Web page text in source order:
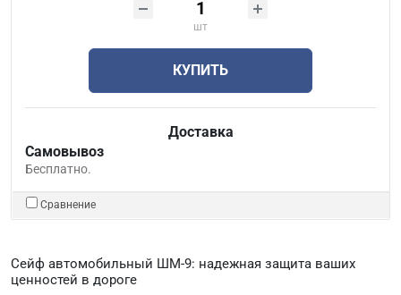
шт
КУПИТЬ
Доставка
Самовывоз
Бесплатно.
Сравнение
Сейф автомобильный ШМ-9: надежная защита ваших
ценностей в дороге